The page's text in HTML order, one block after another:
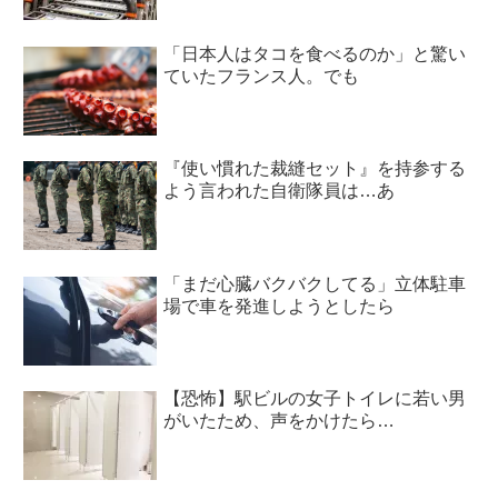
「日本人はタコを食べるのか」と驚い
ていたフランス人。でも
『使い慣れた裁縫セット』を持参する
よう言われた自衛隊員は…あ
「まだ心臓バクバクしてる」立体駐車
場で車を発進しようとしたら
【恐怖】駅ビルの女子トイレに若い男
がいたため、声をかけたら…